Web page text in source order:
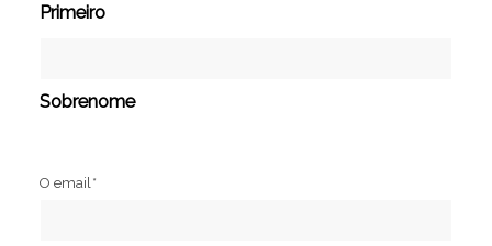
Primeiro
Sobrenome
O email*